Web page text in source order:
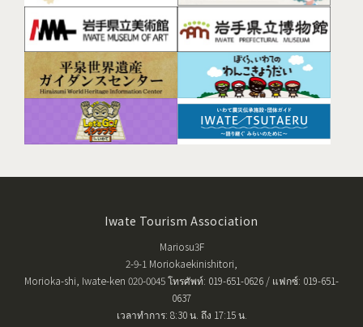
Iwate Tourism Association
Mariosu3F
2-9-1 Moriokaekinishitori,
Morioka-shi, Iwate-ken 020-0045 โทรศัพท์: 019-651-0626 / แฟกซ์: 019-651-
0637
เวลาทำการ: 8:30 น. ถึง 17:15 น.